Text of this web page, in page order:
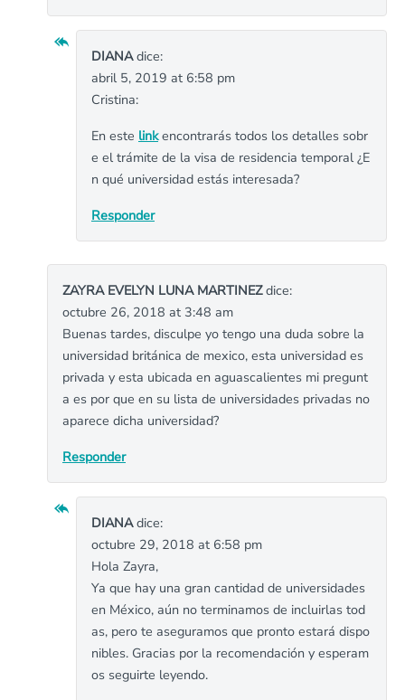
DIANAdice:
abril 5, 2019 at 6:58 pm
Cristina:
En este linkencontrarás todos los detalles sobr
e el trámite de la visa de residencia temporal ¿E
n qué universidad estás interesada?
Responder
ZAYRA EVELYN LUNA MARTINEZdice:
octubre 26, 2018 at 3:48 am
Buenas tardes, disculpe yo tengo una duda sobre la
universidad británica de mexico, esta universidad es
privada y esta ubicada en aguascalientes mi pregunt
a es por que en su lista de universidades privadas no
aparece dicha universidad?
Responder
DIANAdice:
octubre 29, 2018 at 6:58 pm
Hola Zayra,
Ya que hay una gran cantidad de universidades
en México, aún no terminamos de incluirlas tod
as, pero te aseguramos que pronto estará dispo
nibles. Gracias por la recomendación y esperam
os seguirte leyendo.